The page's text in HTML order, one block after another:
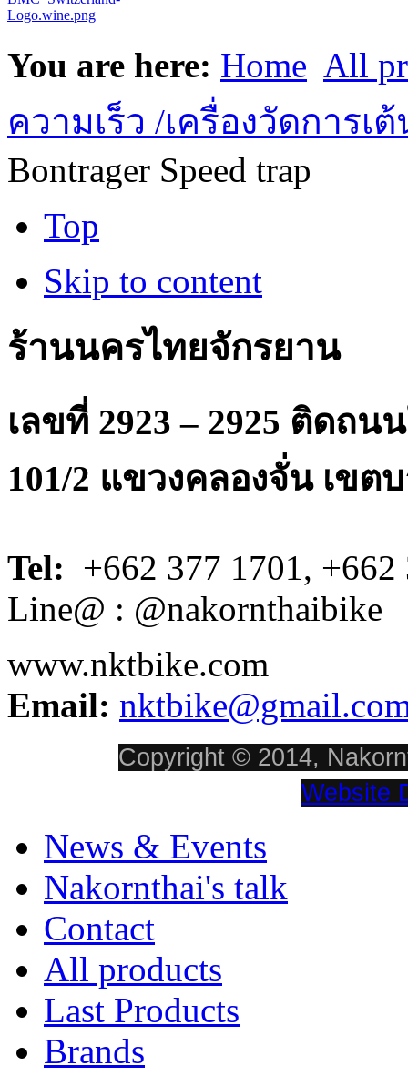
You are here: Home All
ความเร็ว /เครื่องวัดการเ
Bontrager Speed trap
Top
Skip to content
ร้านนครไทยจักรยาน
เลขที่ 2923 – 2925 ติดถ
101/2 แขวงคลองจั่น เขต
Tel: +662 377 1701,
Line@ : @nakornthaibike
www.nktbike.com
Email:
Copyright © 2014,
Website
News & Events
Nakornthai's talk
Contact
All products
Last Products
Brands